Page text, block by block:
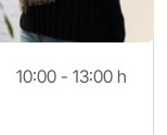
10:00 - 13:00 h